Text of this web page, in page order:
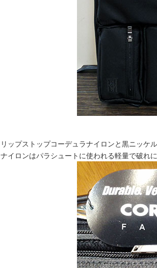
リップストップコーデュラナイロンと黒ニッ
ナイロンはパラシュートに使われる軽量で破れ